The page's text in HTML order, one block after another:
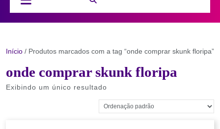
Button
Início / Produtos marcados com a tag “onde comprar skunk floripa”
onde comprar skunk floripa
Exibindo um único resultado